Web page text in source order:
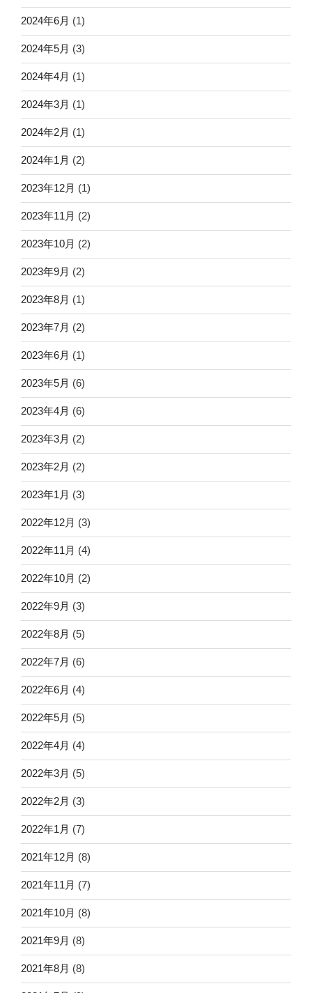
2024年6月 (1)
2024年5月 (3)
2024年4月 (1)
2024年3月 (1)
2024年2月 (1)
2024年1月 (2)
2023年12月 (1)
2023年11月 (2)
2023年10月 (2)
2023年9月 (2)
2023年8月 (1)
2023年7月 (2)
2023年6月 (1)
2023年5月 (6)
2023年4月 (6)
2023年3月 (2)
2023年2月 (2)
2023年1月 (3)
2022年12月 (3)
2022年11月 (4)
2022年10月 (2)
2022年9月 (3)
2022年8月 (5)
2022年7月 (6)
2022年6月 (4)
2022年5月 (5)
2022年4月 (4)
2022年3月 (5)
2022年2月 (3)
2022年1月 (7)
2021年12月 (8)
2021年11月 (7)
2021年10月 (8)
2021年9月 (8)
2021年8月 (8)